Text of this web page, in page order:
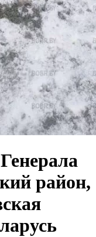
район,